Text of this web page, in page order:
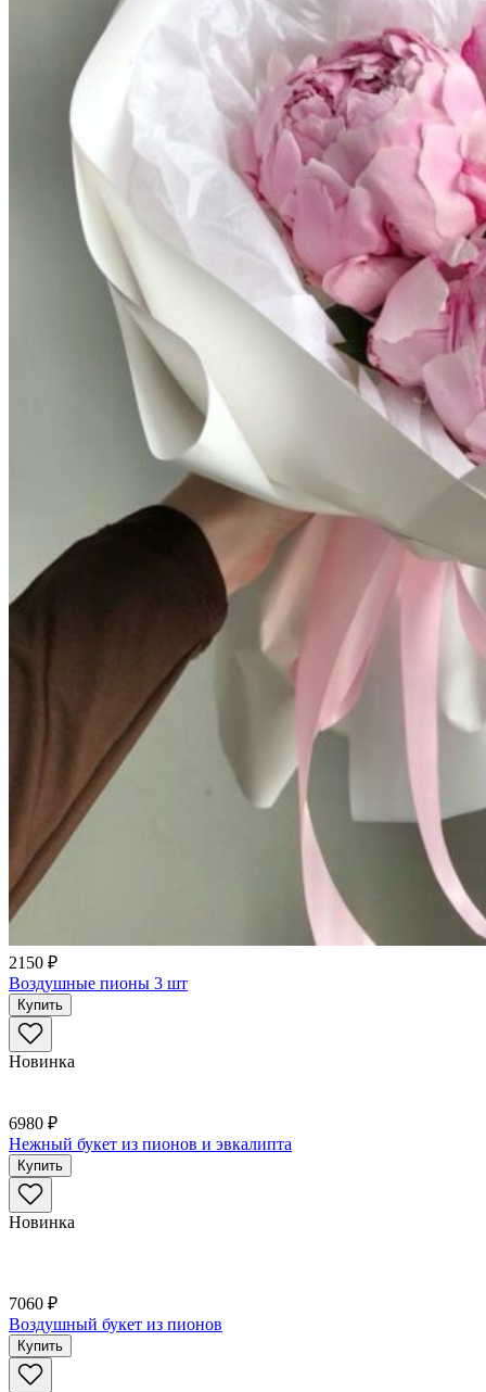
2150 ₽
Воздушные пионы 3 шт
Купить
Новинка
6980 ₽
Нежный букет из пионов и эвкалипта
Купить
Новинка
7060 ₽
Воздушный букет из пионов
Купить